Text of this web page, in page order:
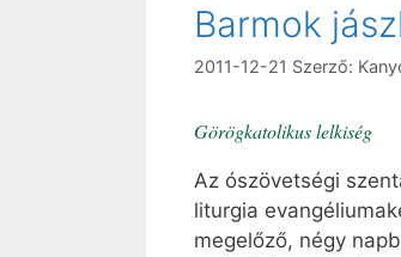
Barmok
2011-12-21 Szerző:
Görögkatolikus lelkiség
Az ószövetségi
liturgia
megelőző, négy